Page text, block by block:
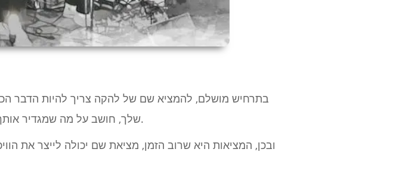
בתרחיש מושלם, להמציא שם של להקה צריך להיות הדבר
שלך, חושב על מה שמגדיר אותך כפרויקט מוזיקלי, ואז בא עם שם שמייצג את הערכים האלה.
ובכן, המציאות היא שרוב הזמן, מציאת שם יכולה לייצר את